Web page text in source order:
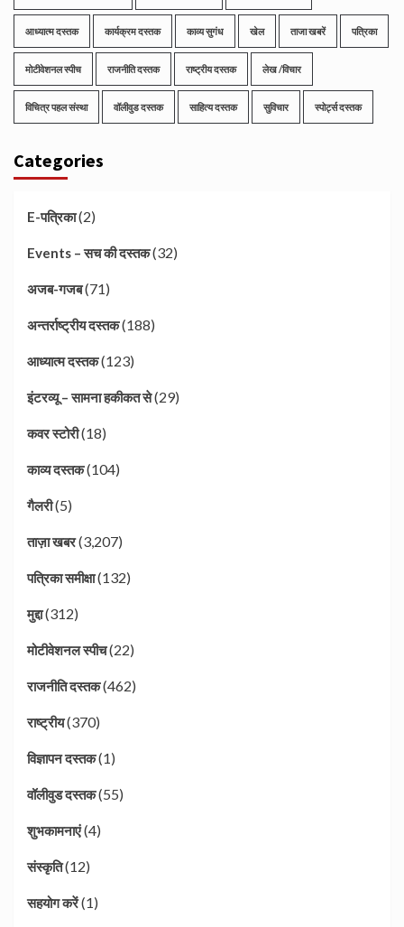
आध्यात्म दस्तक कार्यक्रम दस्तक काव्य सुगंध खेल ताजा खबरें पत्रिका
मोटीवेशनल स्पीच राजनीति दस्तक राष्ट्रीय दस्तक लेख /विचार
विचित्र पहल संस्था वॉलीवुड दस्तक साहित्य दस्तक सुविचार स्पोर्ट्स दस्तक
Categories
E-पत्रिका(2)
Events – सच की दस्तक(32)
अजब-गजब(71)
अन्तर्राष्ट्रीय दस्तक(188)
आध्यात्म दस्तक(123)
इंटरव्यू – सामना हकीकत से(29)
कवर स्टोरी(18)
काव्य दस्तक(104)
गैलरी(5)
ताज़ा खबर(3,207)
पत्रिका समीक्षा(132)
मुद्दा(312)
मोटीवेशनल स्पीच(22)
राजनीति दस्तक(462)
राष्ट्रीय(370)
विज्ञापन दस्तक(1)
वॉलीवुड दस्तक(55)
शुभकामनाएं(4)
संस्कृति(12)
सहयोग करें(1)